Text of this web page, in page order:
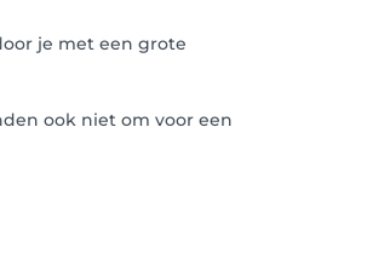
je met een grote
ook niet om voor een